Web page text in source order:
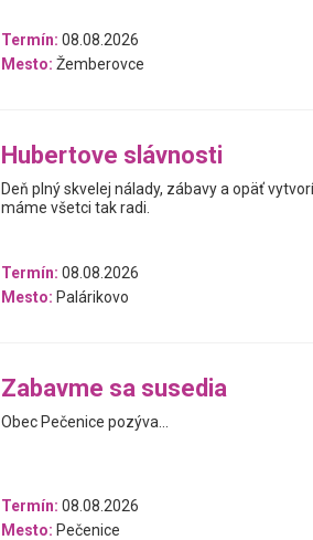
Termín: 08.08.2026
Mesto: Žemberovce
Hubertove slávnosti
Deň plný skvelej nálady, zábavy a opäť
máme všetci tak radi.
Termín: 08.08.2026
Mesto: Palárikovo
Zabavme sa susedia
Obec Pečenice pozýva...
Termín: 08.08.2026
Mesto: Pečenice